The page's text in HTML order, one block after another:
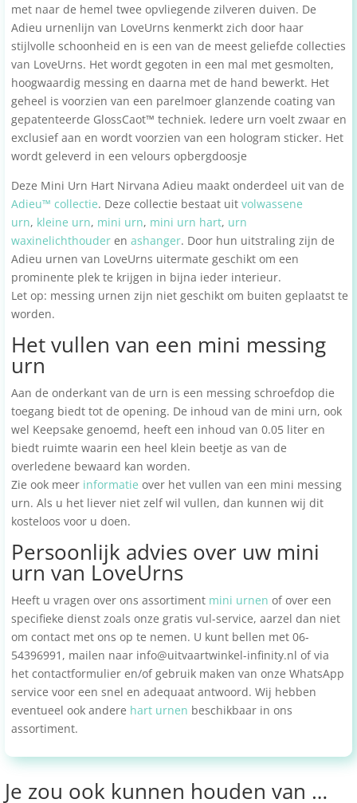
met naar de hemel twee opvliegende zilveren duiven. De
Adieu urnenlijn van LoveUrns kenmerkt zich door haar
stijlvolle schoonheid en is een van de meest geliefde collecties
van LoveUrns. Het wordt gegoten in een mal met gesmolten,
hoogwaardig messing en daarna met de hand bewerkt. Het
geheel is voorzien van een parelmoer glanzende coating van
gepatenteerde GlossCaot™ techniek. Iedere urn voelt zwaar en
exclusief aan en wordt voorzien van een hologram sticker. Het
wordt geleverd in een velours opbergdoosje
Deze Mini Urn Hart Nirvana Adieu maakt onderdeel uit van de
Adieu™ collectie. Deze collectie bestaat uit volwassene
urn, kleine urn, mini urn, mini urn hart, urn
waxinelichthouder en ashanger. Door hun uitstraling zijn de
Adieu urnen van LoveUrns uitermate geschikt om een
prominente plek te krijgen in bijna ieder interieur.
Let op: messing urnen zijn niet geschikt om buiten geplaatst te
worden.
Het vullen van een mini messing
urn
Aan de onderkant van de urn is een messing schroefdop die
toegang biedt tot de opening. De inhoud van de mini urn, ook
wel Keepsake genoemd, heeft een inhoud van 0.05 liter en
biedt ruimte waarin een heel klein beetje as van de
overledene bewaard kan worden.
Zie ook meer informatie over het vullen van een mini messing
urn. Als u het liever niet zelf wil vullen, dan kunnen wij dit
kosteloos voor u doen.
Persoonlijk advies over uw mini
urn van LoveUrns
Heeft u vragen over ons assortiment mini urnen of over een
specifieke dienst zoals onze gratis vul-service, aarzel dan niet
om contact met ons op te nemen. U kunt bellen met 06-
54396991, mailen naar info@uitvaartwinkel-infinity.nl of via
het contactformulier en/of gebruik maken van onze WhatsApp
service voor een snel en adequaat antwoord. Wij hebben
eventueel ook andere hart urnen beschikbaar in ons
assortiment.
Je zou ook kunnen houden van …